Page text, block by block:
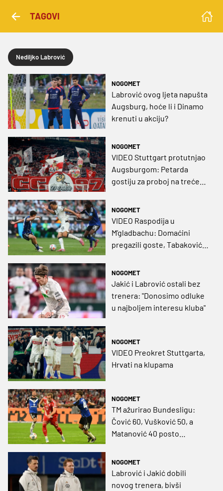
TAGOVI
Nediljko Labrović
NOGOMET
Labrović ovog ljeta napušta
Augsburg, hoće li i Dinamo
krenuti u akciju?
NOGOMET
VIDEO Stuttgart protutnjao
Augsburgom: Petarda
gostiju za proboj na treće
NOGOMET
VIDEO Raspodija u
M’gladbachu: Domaćini
pregazili goste, Tabaković
NOGOMET
Jakić i Labrović ostali bez
trenera: "Donosimo odluke
u najboljem interesu kluba"
NOGOMET
VIDEO Preokret Stuttgarta,
Hrvati na klupama
NOGOMET
TM ažurirao Bundesligu:
Čović 60, Vušković 50, a
Matanović 40 posto
NOGOMET
Labrović i Jakić dobili
novog trenera, bivši